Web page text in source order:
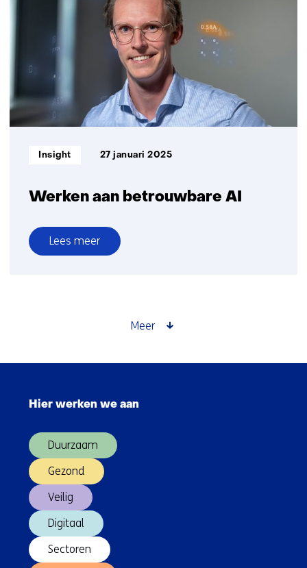
"Dit
is
een
revolutie"
Werken aan betrouwbare AI
Informatietype:
Insight 27 januari 2025
Lees meer
over
Meer
Hier werken we aan
Duurzaam
Gezond
Veilig
Digitaal
Sectoren